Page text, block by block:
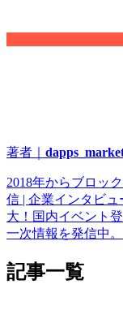
著者｜
2018年からブロッ
信 | 企業インタビ
大！国内イベント
一次情報を発信中。
記事一覧